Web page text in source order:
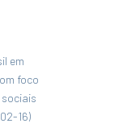
em
foco
16)